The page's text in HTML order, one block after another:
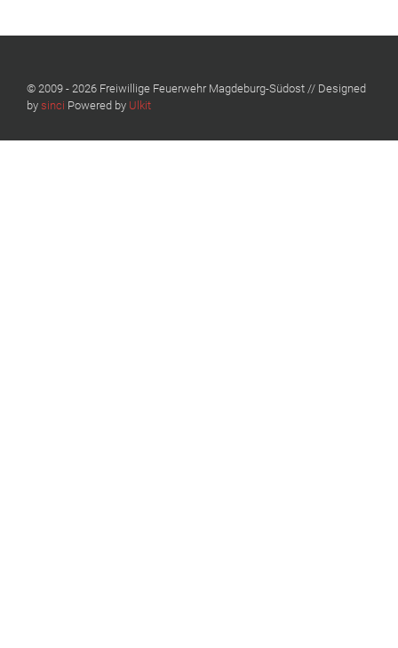
© 2009 - 2026 Freiwillige Feuerwehr Magdeburg-Südost // Designed
by sinci Powered by Ulkit